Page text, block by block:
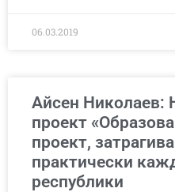
06.03.2019
Айсен Николаев:
проект
проект,
практически
республики